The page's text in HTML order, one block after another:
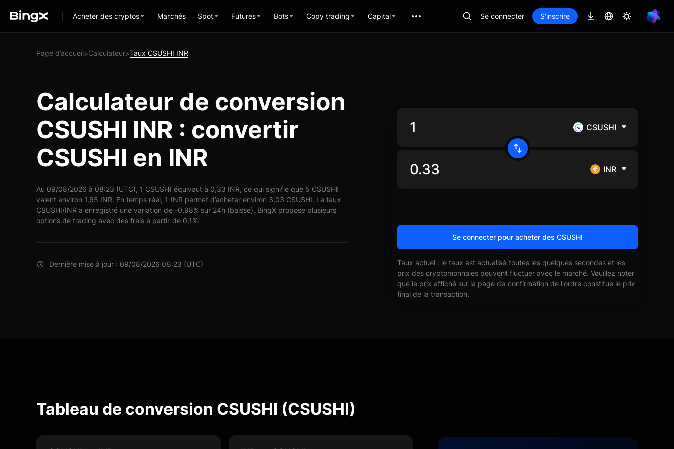
Acheter des cryptos Marchés Spot Futures Bots Copy trading Capital Se connecter S'inscrire
Page d’accueil>Calculateur>Taux CSUSHI INR
Calculateur de conversion
CSUSHI INR : convertir
CSUSHI en INR
Au 09/08/2026 à 08:23 (UTC), 1 CSUSHI équivaut à 0,33 INR, ce qui signifie que 5 CSUSHI
valent environ 1,65 INR. En temps réel, 1 INR permet d’acheter environ 3,03 CSUSHI. Le taux
CSUSHI/INR a enregistré une variation de -0,98% sur 24h (baisse). BingX propose plusieurs
options de trading avec des frais à partir de 0,1%.
Dernière mise à jour : 09/08/2026 08:23 (UTC)
CSUSHI
INR
Se connecter pour acheter des CSUSHI
Taux actuel : le taux est actualisé toutes les quelques secondes et les
prix des cryptomonnaies peuvent fluctuer avec le marché. Veuillez noter
que le prix affiché sur la page de confirmation de l'ordre constitue le prix
final de la transaction.
Tableau de conversion CSUSHI (CSUSHI)